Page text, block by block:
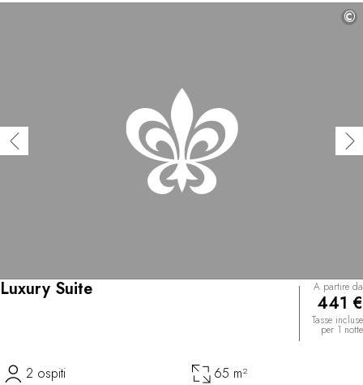
©
Luxury Suite A partire da
441 €
Tasse incluse
per 1 notte
2 ospiti 65 m²